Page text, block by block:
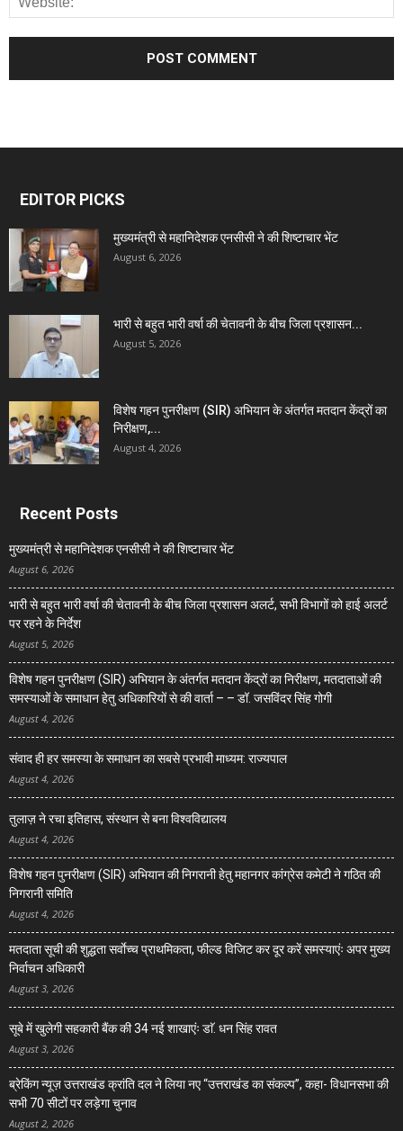
EDITOR PICKS
मुख्यमंत्री से महानिदेशक एनसीसी ने की शिष्टाचार भेंट
August 6, 2026
भारी से बहुत भारी वर्षा की चेतावनी के बीच जिला प्रशासन...
August 5, 2026
विशेष गहन पुनरीक्षण (SIR) अभियान के अंतर्गत मतदान केंद्रों का
निरीक्षण,...
August 4, 2026
Recent Posts
मुख्यमंत्री से महानिदेशक एनसीसी ने की शिष्टाचार भेंट
August 6, 2026
भारी से बहुत भारी वर्षा की चेतावनी के बीच जिला प्रशासन अलर्ट, सभी विभागों को हाई अलर्ट
पर रहने के निर्देश
August 5, 2026
विशेष गहन पुनरीक्षण (SIR) अभियान के अंतर्गत मतदान केंद्रों का निरीक्षण, मतदाताओं की
समस्याओं के समाधान हेतु अधिकारियों से की वार्ता – – डॉ. जसविंदर सिंह गोगी
August 4, 2026
संवाद ही हर समस्या के समाधान का सबसे प्रभावी माध्यम: राज्यपाल
August 4, 2026
तुलाज़ ने रचा इतिहास, संस्थान से बना विश्वविद्यालय
August 4, 2026
विशेष गहन पुनरीक्षण (SIR) अभियान की निगरानी हेतु महानगर कांग्रेस कमेटी ने गठित की
निगरानी समिति
August 4, 2026
मतदाता सूची की शुद्धता सर्वाेच्च प्राथमिकता, फील्ड विजिट कर दूर करें समस्याएंः अपर मुख्य
निर्वाचन अधिकारी
August 3, 2026
सूबे में खुलेगी सहकारी बैंक की 34 नई शाखाएंः डाॅ. धन सिंह रावत
August 3, 2026
ब्रेकिंग न्यूज़ उत्तराखंड क्रांति दल ने लिया नए “उत्तराखंड का संकल्प”, कहा- विधानसभा की
सभी 70 सीटों पर लड़ेगा चुनाव
August 2, 2026